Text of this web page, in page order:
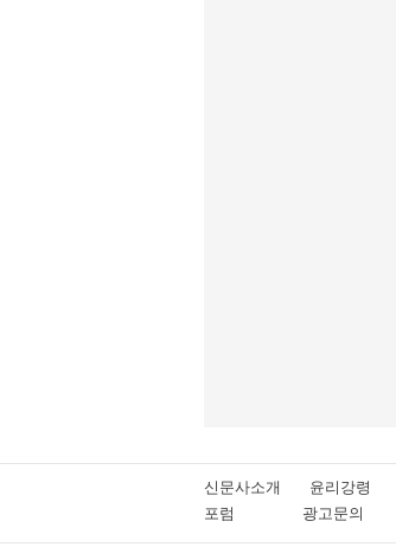
신문사소개 윤리강령
포럼
광고문의